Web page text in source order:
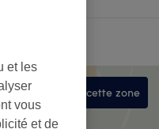
dans cette zone
et les
vous
et de